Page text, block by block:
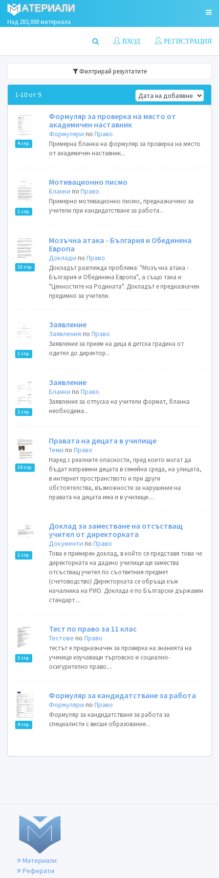
Над 283,000 материала
РЕГИСТРАЦИЯ
ВХОД
Филтрирай резултатите
1-10 от 9
4 стр.
Формуляр за проверка на място от
академичен наставник
Формуляри поПраво
Примерна бланка на формуляр за проверка на място
от академичен наставник...
1 стр.
Мотивационно писмо
Бланки поПраво
Примерно мотивационно писмо, предназначено за
учители при кандидатстване за работа...
13 стр.
Мозъчна атака - България и Обединена
Европа
Доклади поПраво
Докладът разглежда проблема: "Мозъчна атака -
България и Обединена Европа", а също така и
"Ценностите на Родината". Докладът е предназначен
предимно за учители.
1 стр.
Заявление
Заявления поПраво
Заявление за прием на деца в детска градина от
одител до директор...
2 стр.
Заявление
Бланки поПраво
Заявление за отпуска на учители формат, бланка
необходима...
10 стр.
Правата на децата в училище
Теми поПраво
Наред с реалните опасности, пред които могат да
бъдат изправени децата в семейна среда, на улицата,
в интернет пространството и при други
обстоятелства, възможности за нарушение на
правата на децата има и в училище....
1 стр.
Доклад за заместване на отсъстващ
учител от директорката
Документи поПраво
Това е примерен доклад, в който се представя това че
директорката на дадено училище ще замества
отсъстващ учител по съответния предмет
(счетоводство) Директорката се обръща към
началника на РИО. Доклада е по Български държавен
стандарт....
3 стр.
Тест по право за 11 клас
Тестове поПраво
тестът е предназначен за проверка на знанията на
ученици изучаващи търговско и социално-
осигурително право....
4 стр.
Формуляр за кандидатстване за работа
Формуляри поПраво
Формуляр за кандидатстване за работа за
специалисти с висше образование...
Материали
Реферати